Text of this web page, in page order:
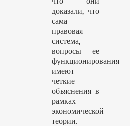
доказали, что
сама
правовая
система,
вопросы ее
функционирования
имеют
четкие
объяснения в
рамках
экономической
теории.